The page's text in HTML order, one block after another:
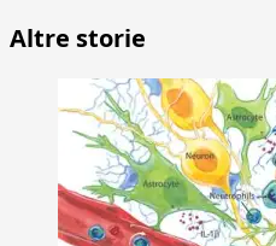
Altre storie